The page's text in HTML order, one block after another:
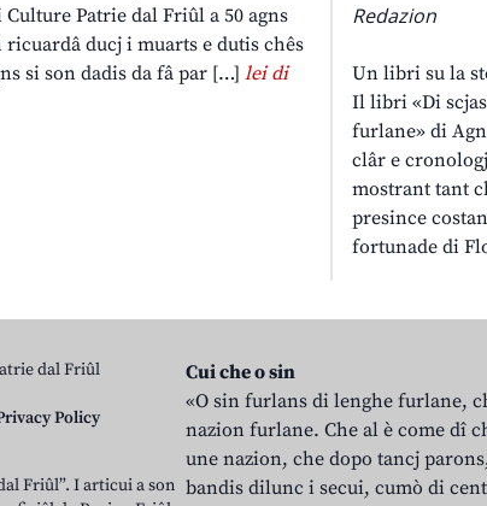
Patrie dal Friûl a 50 agns
ducj i muarts e dutis chês
si son dadis da fâ par […] lei di
Redazion
Un libri su la
Il libri «Di
furlane» di
clâr e
mostrant tant
presince
fortunade di
dal Friûl
Policy
Friûl”. I articui a son
Cui che o sin
«O sin furlans di lenghe furlane,
nazion furlane. Che al è come dî
une nazion, che dopo tancj
bandis dilunc i secui, cumò di